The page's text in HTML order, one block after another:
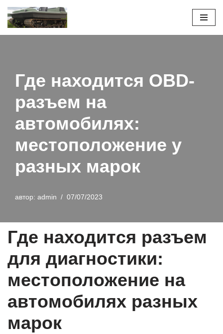
Перейти
Где находится OBD-
разъем на
автомобилях:
местоположение у
разных марок
автор: admin 07/07/2023
Где находится разъем
для диагностики:
местоположение на
автомобилях разных
марок